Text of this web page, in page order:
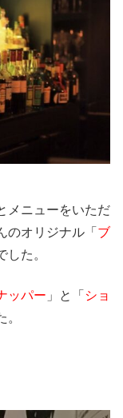
メニューをいただ
のオリジナル「 ブ
した。
ッパー 」と「 ショ